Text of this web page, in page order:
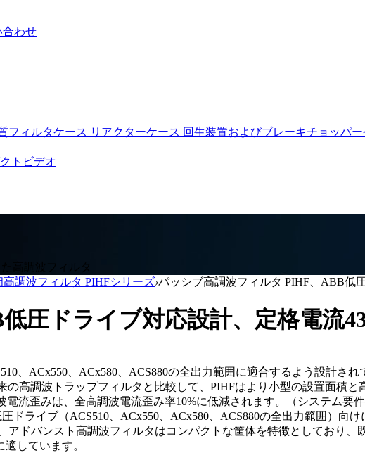
合わせ
フィルタケース リアクターケース 回生装置およびブレーキチョッパー
トビデオ
高調波フィルタ
高調波フィルタ PIHFシリーズ›パッシブ高調波フィルタ PIHF、ABB低
圧ドライブ対応設計、定格電流
、ACx550、ACx580、ACS880の全出力範囲に適合するよう設計さ
高調波トラップフィルタと比較して、PIHFはより小型の設置面積と
流歪みは、全高調波電流歪み率10%に低減されます。（システム要
ドライブ（ACS510、ACx550、ACx580、ACS880の全出力範囲）向
ドバンスト高調波フィルタはコンパクトな筐体を特徴としており、
しています。